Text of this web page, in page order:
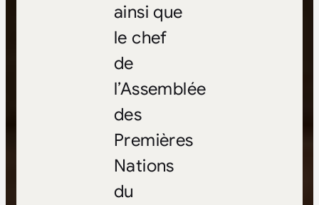
ainsi que
le chef
de
l’Assemblée
des
Premières
Nations
du